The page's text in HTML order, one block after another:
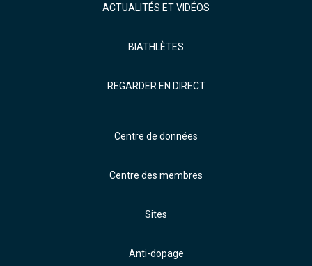
ACTUALITÉS ET VIDÉOS
BIATHLÈTES
REGARDER EN DIRECT
Centre de données
Centre des membres
Sites
Anti-dopage